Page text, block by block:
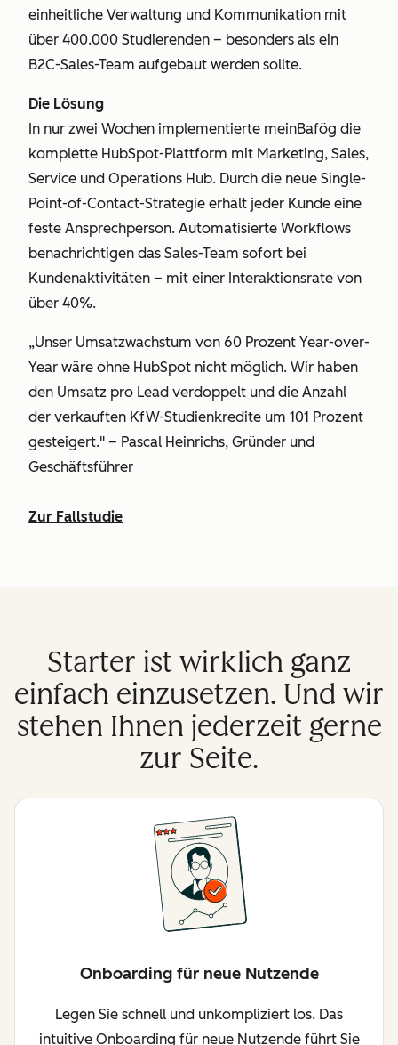
einheitliche Verwaltung und Kommunikation mit
über 400.000 Studierenden – besonders als ein
B2C-Sales-Team aufgebaut werden sollte.
Die Lösung
In nur zwei Wochen implementierte meinBafög die
komplette HubSpot-Plattform mit Marketing, Sales,
Service und Operations Hub. Durch die neue Single-
Point-of-Contact-Strategie erhält jeder Kunde eine
feste Ansprechperson. Automatisierte Workflows
benachrichtigen das Sales-Team sofort bei
Kundenaktivitäten – mit einer Interaktionsrate von
über 40%.
„Unser Umsatzwachstum von 60 Prozent Year-over-
Year wäre ohne HubSpot nicht möglich. Wir haben
den Umsatz pro Lead verdoppelt und die Anzahl
der verkauften KfW-Studienkredite um 101 Prozent
gesteigert." – Pascal Heinrichs, Gründer und
Geschäftsführer
Zur Fallstudie
Starter ist wirklich ganz
einfach einzusetzen. Und wir
stehen Ihnen jederzeit gerne
zur Seite.
Onboarding für neue Nutzende
Legen Sie schnell und unkompliziert los. Das
intuitive Onboarding für neue Nutzende führt Sie